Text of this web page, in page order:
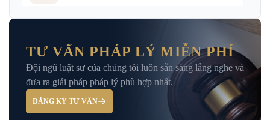
Giải Đáp – Tư Vấn Pháp Luật Hình Sự
TƯ VẤN PHÁP LÝ MIỄN PHÍ
Đội ngũ luật sư của chúng tôi luôn sẵn sàng lắng nghe và
đưa ra giải pháp pháp lý phù hợp nhất.
ĐĂNG KÝ TƯ VẤN